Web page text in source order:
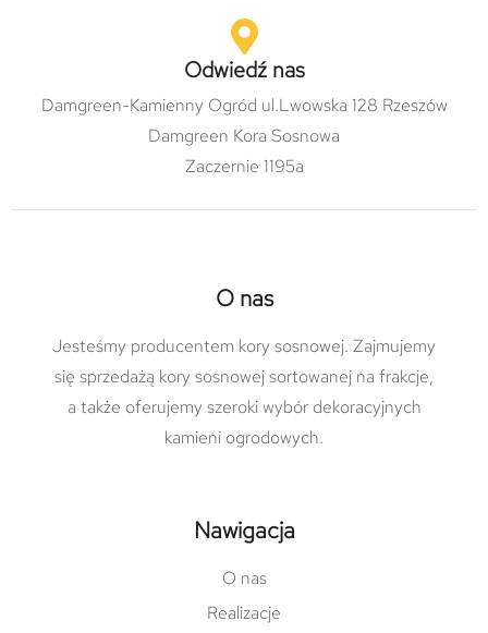
Odwiedź nas
Damgreen-Kamienny Ogród ul.Lwowska 128 Rzeszów
Damgreen Kora Sosnowa
Zaczernie 1195a
O nas
Jesteśmy producentem kory sosnowej. Zajmujemy
się sprzedażą kory sosnowej sortowanej na frakcje,
a także oferujemy szeroki wybór dekoracyjnych
kamieni ogrodowych.
Nawigacja
O nas
Realizacje